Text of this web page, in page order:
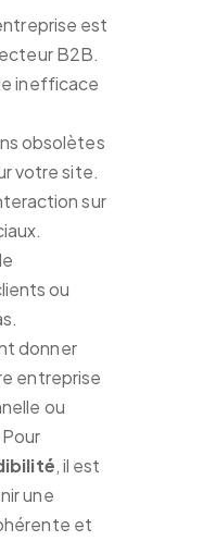
est
B2B.
inefficace
obsolètes
votre site.
sur
ou
donner
entreprise
ou
, il est
une
et